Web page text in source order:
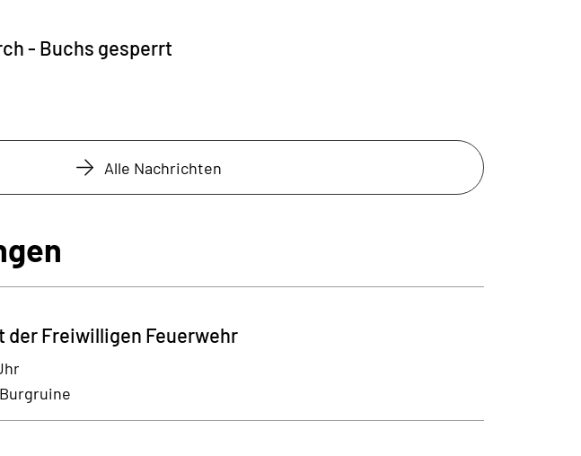
- Buchs gesperrt
Alle Nachrichten
der Freiwilligen Feuerwehr